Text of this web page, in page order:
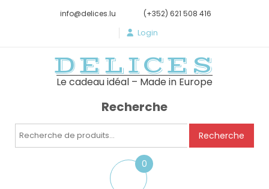
info@delices.lu (+352) 621 508 416
Login
DELICES
Le cadeau idéal – Made in Europe
Recherche
Recherche
Recherche
0
item